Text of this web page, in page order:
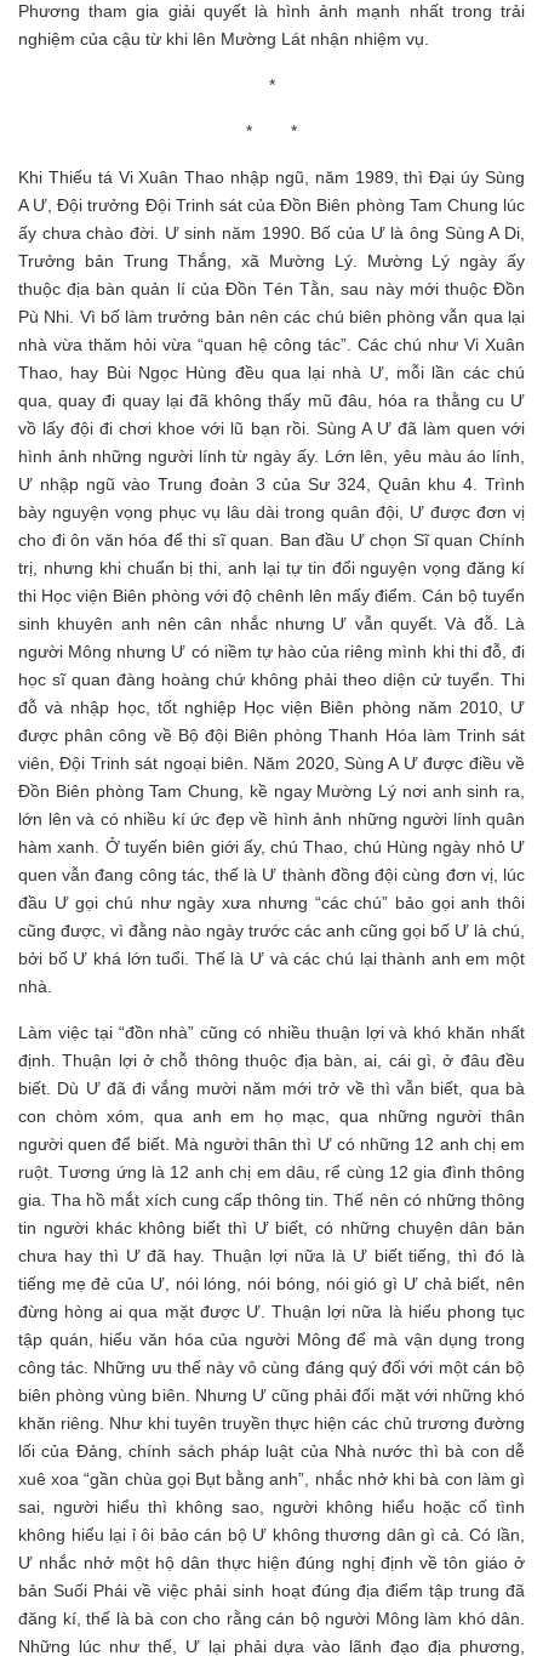
Phương tham gia giải quyết là hình ảnh mạnh nhất trong trải
nghiệm của cậu từ khi lên Mường Lát nhận nhiệm vụ.
*
* *
Khi Thiếu tá Vi Xuân Thao nhập ngũ, năm 1989, thì Đại úy Sùng
A Ư, Đội trưởng Đội Trinh sát của Đồn Biên phòng Tam Chung lúc
ấy chưa chào đời. Ư sinh năm 1990. Bố của Ư là ông Sùng A Di,
Trưởng bản Trung Thắng, xã Mường Lý. Mường Lý ngày ấy
thuộc địa bàn quản lí của Đồn Tén Tằn, sau này mới thuộc Đồn
Pù Nhi. Vì bố làm trưởng bản nên các chú biên phòng vẫn qua lại
nhà vừa thăm hỏi vừa “quan hệ công tác”. Các chú như Vi Xuân
Thao, hay Bùi Ngọc Hùng đều qua lại nhà Ư, mỗi lần các chú
qua, quay đi quay lại đã không thấy mũ đâu, hóa ra thằng cu Ư
vồ lấy đội đi chơi khoe với lũ bạn rồi. Sùng A Ư đã làm quen với
hình ảnh những người lính từ ngày ấy. Lớn lên, yêu màu áo lính,
Ư nhập ngũ vào Trung đoàn 3 của Sư 324, Quân khu 4. Trình
bày nguyện vọng phục vụ lâu dài trong quân đội, Ư được đơn vị
cho đi ôn văn hóa để thi sĩ quan. Ban đầu Ư chọn Sĩ quan Chính
trị, nhưng khi chuẩn bị thi, anh lại tự tin đổi nguyện vọng đăng kí
thi Học viện Biên phòng với độ chênh lên mấy điểm. Cán bộ tuyển
sinh khuyên anh nên cân nhắc nhưng Ư vẫn quyết. Và đỗ. Là
người Mông nhưng Ư có niềm tự hào của riêng mình khi thi đỗ, đi
học sĩ quan đàng hoàng chứ không phải theo diện cử tuyển. Thi
đỗ và nhập học, tốt nghiệp Học viện Biên phòng năm 2010, Ư
được phân công về Bộ đội Biên phòng Thanh Hóa làm Trinh sát
viên, Đội Trinh sát ngoại biên. Năm 2020, Sùng A Ư được điều về
Đồn Biên phòng Tam Chung, kề ngay Mường Lý nơi anh sinh ra,
lớn lên và có nhiều kí ức đẹp về hình ảnh những người lính quân
hàm xanh. Ở tuyến biên giới ấy, chú Thao, chú Hùng ngày nhỏ Ư
quen vẫn đang công tác, thế là Ư thành đồng đội cùng đơn vị, lúc
đầu Ư gọi chú như ngày xưa nhưng “các chú” bảo gọi anh thôi
cũng được, vì đằng nào ngày trước các anh cũng gọi bố Ư là chú,
bởi bố Ư khá lớn tuổi. Thế là Ư và các chú lại thành anh em một
nhà.
Làm việc tại “đồn nhà” cũng có nhiều thuận lợi và khó khăn nhất
định. Thuận lợi ở chỗ thông thuộc địa bàn, ai, cái gì, ở đâu đều
biết. Dù Ư đã đi vắng mười năm mới trở về thì vẫn biết, qua bà
con chòm xóm, qua anh em họ mạc, qua những người thân
người quen để biết. Mà người thân thì Ư có những 12 anh chị em
ruột. Tương ứng là 12 anh chị em dâu, rể cùng 12 gia đình thông
gia. Tha hồ mắt xích cung cấp thông tin. Thế nên có những thông
tin người khác không biết thì Ư biết, có những chuyện dân bản
chưa hay thì Ư đã hay. Thuận lợi nữa là Ư biết tiếng, thì đó là
tiếng mẹ đẻ của Ư, nói lóng, nói bóng, nói gió gì Ư chả biết, nên
đừng hòng ai qua mặt được Ư. Thuận lợi nữa là hiểu phong tục
tập quán, hiểu văn hóa của người Mông để mà vận dụng trong
công tác. Những ưu thế này vô cùng đáng quý đối với một cán bộ
biên phòng vùng biên. Nhưng Ư cũng phải đối mặt với những khó
khăn riêng. Như khi tuyên truyền thực hiện các chủ trương đường
lối của Đảng, chính sách pháp luật của Nhà nước thì bà con dễ
xuê xoa “gần chùa gọi Bụt bằng anh”, nhắc nhở khi bà con làm gì
sai, người hiểu thì không sao, người không hiểu hoặc cố tình
không hiểu lại ỉ ôi bảo cán bộ Ư không thương dân gì cả. Có lần,
Ư nhắc nhở một hộ dân thực hiện đúng nghị định về tôn giáo ở
bản Suối Phái về việc phải sinh hoạt đúng địa điểm tập trung đã
đăng kí, thế là bà con cho rằng cán bộ người Mông làm khó dân.
Những lúc như thế, Ư lại phải dựa vào lãnh đạo địa phương,